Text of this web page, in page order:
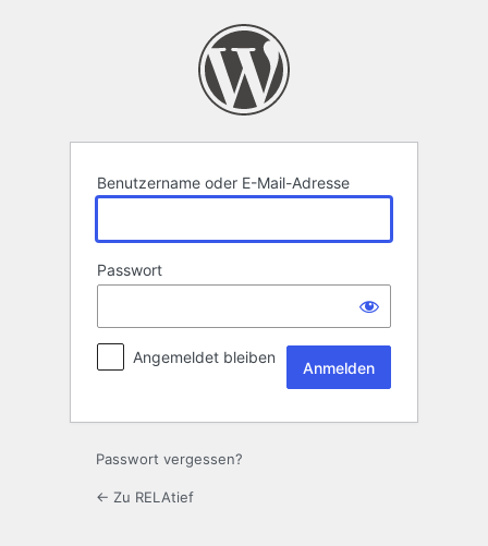
Benutzername oder E-Mail-Adresse
Passwort
Angemeldet bleiben
Passwort vergessen?
← Zu RELAtief